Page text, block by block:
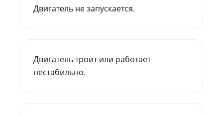
Двигатель не запускается.
Двигатель троит или работает
нестабильно.